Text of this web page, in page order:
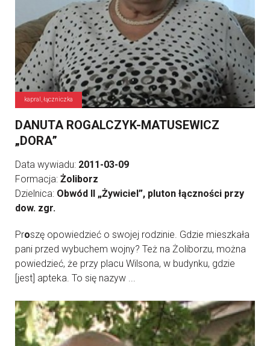
kapral, łączniczka
DANUTA ROGALCZYK-MATUSEWICZ
„DORA”
Data wywiadu: 2011-03-09
Formacja: Żoliborz
Dzielnica: Obwód II „Żywiciel”, pluton łączności przy
dow. zgr.
Proszę opowiedzieć o swojej rodzinie. Gdzie mieszkała
pani przed wybuchem wojny? Też na Żoliborzu, można
powiedzieć, że przy placu Wilsona, w budynku, gdzie
[jest] apteka. To się nazyw ...